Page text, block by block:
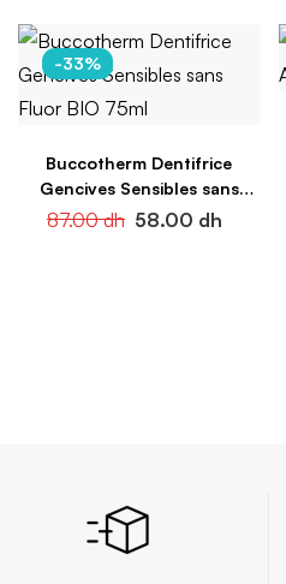
-33%
Buccotherm Dentifrice
Gencives Sensibles sans
Fluor BIO 75ml
87.00dh 58.00 dh